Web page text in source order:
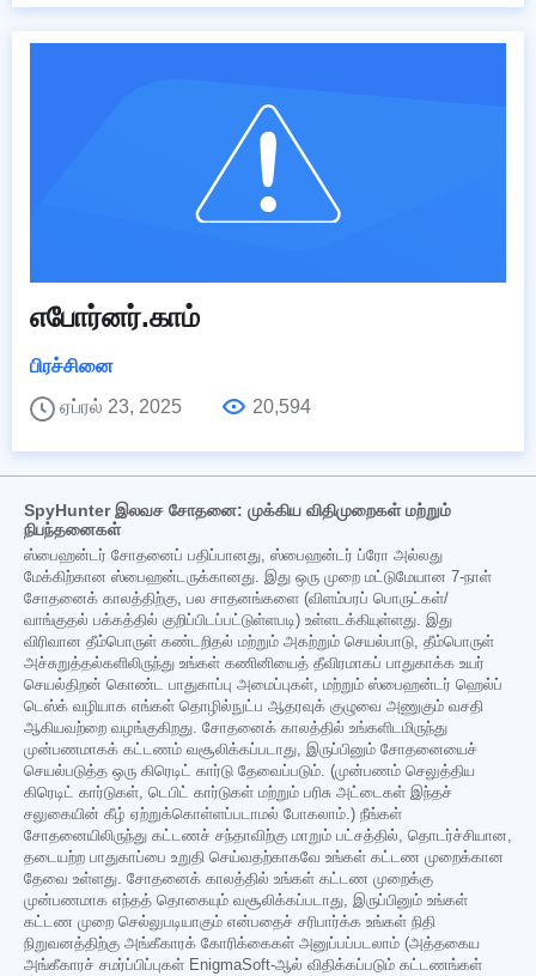
எபோர்னர்.காம்
பிரச்சினை
ஏப்ரல் 23, 2025
20,594
SpyHunter இலவச சோதனை: முக்கிய விதிமுறைகள் மற்றும்
நிபந்தனைகள்
ஸ்பைஹன்டர் சோதனைப் பதிப்பானது, ஸ்பைஹன்டர் ப்ரோ அல்லது
மேக்கிற்கான ஸ்பைஹன்டருக்கானது. இது ஒரு முறை மட்டுமேயான 7-நாள்
சோதனைக் காலத்திற்கு, பல சாதனங்களை (விளம்பரப் பொருட்கள்/
வாங்குதல் பக்கத்தில் குறிப்பிடப்பட்டுள்ளபடி) உள்ளடக்கியுள்ளது. இது
விரிவான தீம்பொருள் கண்டறிதல் மற்றும் அகற்றும் செயல்பாடு, தீம்பொருள்
அச்சுறுத்தல்களிலிருந்து உங்கள் கணினியைத் தீவிரமாகப் பாதுகாக்க உயர்
செயல்திறன் கொண்ட பாதுகாப்பு அமைப்புகள், மற்றும் ஸ்பைஹன்டர் ஹெல்ப்
டெஸ்க் வழியாக எங்கள் தொழில்நுட்ப ஆதரவுக் குழுவை அணுகும் வசதி
ஆகியவற்றை வழங்குகிறது. சோதனைக் காலத்தில் உங்களிடமிருந்து
முன்பணமாகக் கட்டணம் வசூலிக்கப்படாது, இருப்பினும் சோதனையைச்
செயல்படுத்த ஒரு கிரெடிட் கார்டு தேவைப்படும். (முன்பணம் செலுத்திய
கிரெடிட் கார்டுகள், டெபிட் கார்டுகள் மற்றும் பரிசு அட்டைகள் இந்தச்
சலுகையின் கீழ் ஏற்றுக்கொள்ளப்படாமல் போகலாம்.) நீங்கள்
சோதனையிலிருந்து கட்டணச் சந்தாவிற்கு மாறும் பட்சத்தில், தொடர்ச்சியான,
தடையற்ற பாதுகாப்பை உறுதி செய்வதற்காகவே உங்கள் கட்டண முறைக்கான
தேவை உள்ளது. சோதனைக் காலத்தில் உங்கள் கட்டண முறைக்கு
முன்பணமாக எந்தத் தொகையும் வசூலிக்கப்படாது, இருப்பினும் உங்கள்
கட்டண முறை செல்லுபடியாகும் என்பதைச் சரிபார்க்க உங்கள் நிதி
நிறுவனத்திற்கு அங்கீகாரக் கோரிக்கைகள் அனுப்பப்படலாம் (அத்தகைய
அங்கீகாரச் சமர்ப்பிப்புகள் EnigmaSoft-ஆல் விதிக்கப்படும் கட்டணங்கள்